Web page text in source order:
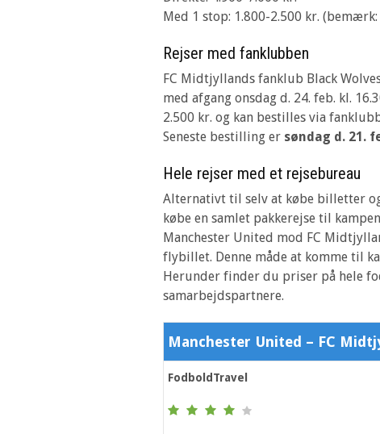
Med 1 stop: 1.800-2.500 kr.
Rejser med fanklubben
FC Midtjyllands fanklub Black
med afgang onsdag d. 24. feb. kl.
2.500 kr. og kan bestilles via
Seneste bestilling er søndag d. 21.
Hele rejser med et rejsebureau
Alternativt til selv at købe billetter
købe en samlet pakkerejse til
Manchester United mod FC
flybillet. Denne måde at komme til
Herunder finder du priser på hele
samarbejdspartnere.
Manchester United – FC
FodboldTravel